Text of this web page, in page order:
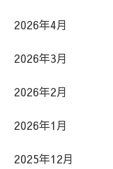
2026年4月
2026年3月
2026年2月
2026年1月
2025年12月